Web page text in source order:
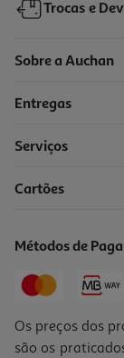
Trocas e
Sobre a Auchan
Entregas
Serviços
Cartões
Métodos de
Os preços dos
são os